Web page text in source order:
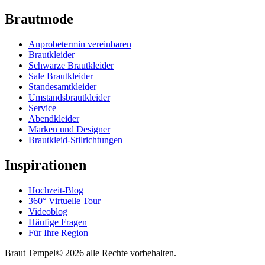
Brautmode
Anprobetermin vereinbaren
Brautkleider
Schwarze Brautkleider
Sale Brautkleider
Standesamtkleider
Umstandsbrautkleider
Service
Abendkleider
Marken und Designer
Brautkleid-Stilrichtungen
Inspirationen
Hochzeit-Blog
360° Virtuelle Tour
Videoblog
Häufige Fragen
Für Ihre Region
Braut Tempel© 2026 alle Rechte vorbehalten.